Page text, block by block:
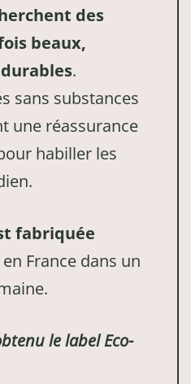
des
beaux,
.
sans substances
une réassurance
habiller les
fabriquée
en France dans un
le label Eco-